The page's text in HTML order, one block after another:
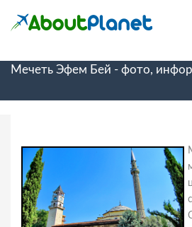
Мечеть Эфем Бей - фото,